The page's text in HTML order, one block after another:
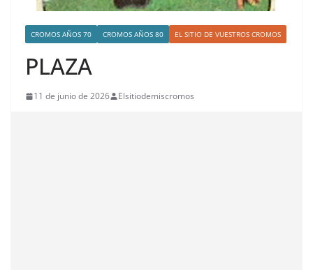
CROMOS AÑOS 70 CROMOS AÑOS 80 EL SITIO DE VUESTROS CROMOS
PLAZA
11 de junio de 2026 Elsitiodemiscromos